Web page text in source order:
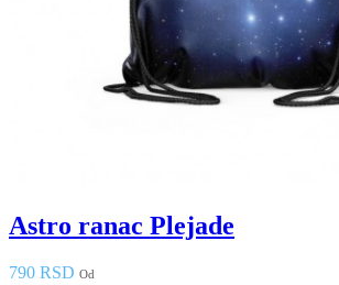
Astro ranac Plejade
790 RSD Od